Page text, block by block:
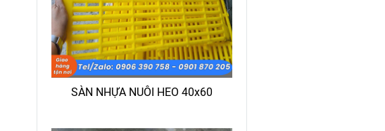
SÀN NHỰA NUÔI HEO 40x60